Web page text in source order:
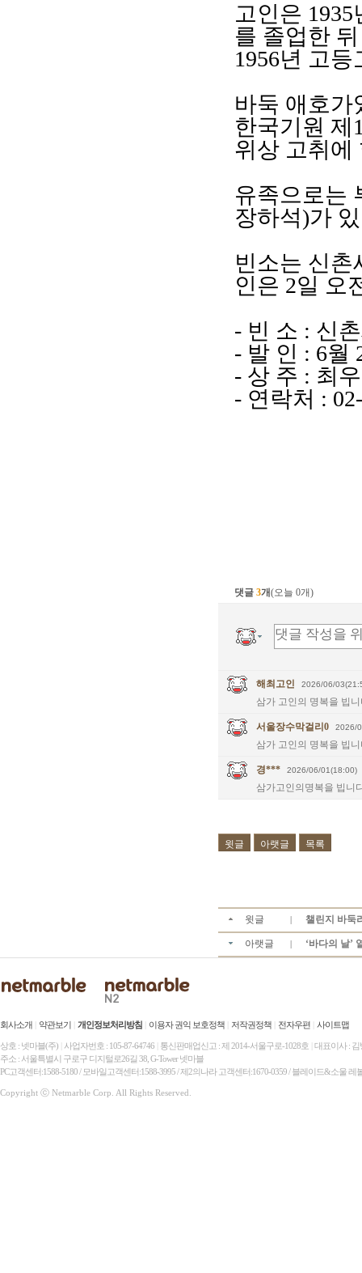
고인은 1935
를 졸업한 뒤
1956년 고등
바둑 애호
한국기원 제
위상 고취에
유족으로는
장하석)가
빈소는 신촌
인은 2일 오
- 빈 소 : 신
- 발 인 : 6월
- 상 주 : 최
- 연락처 :
댓글 3개(오늘 0개)
해최고인 2026/06/
삼가 고인의 명복을 빕니
서울장수막걸리0 2026/
삼가 고인의 명복을 빕니
경*** 2026/06/01(18:00)
삼가고인의명복을 빕니
윗글 아랫글 목록
윗글 | 챌린지 바둑
아랫글 | ‘바다의 날’
회사소개 약관보기 개인정보처리방침 이용자 권익 보호정책 저작권정책 전자우편 사이트맵
상호 : 넷마블(주) 사업자번호 : 105-87-64746 통신판매업신고 : 제 2014-서울구로-1028호
대표이사 : 김
주소 : 서울특별시 구로구 디지털로26길 38, G-Tower 넷마블
PC고객센터:1588-5180 / 모바일고객센터:1588-3995 / 제2의나라 고객센터:1670-0359 / 블레이드&소울
Copyright ⓒ Netmarble Corp. All Rights Reserved.